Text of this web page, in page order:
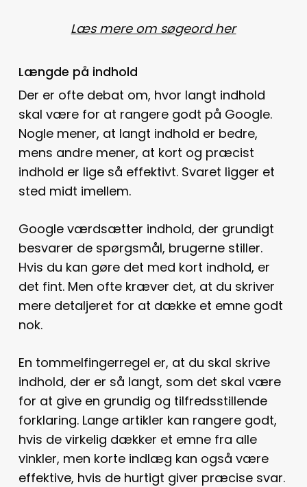
Læs mere om søgeord her
Længde på indhold
Der er ofte debat om, hvor langt indhold
skal være for at rangere godt på Google.
Nogle mener, at langt indhold er bedre,
mens andre mener, at kort og præcist
indhold er lige så effektivt. Svaret ligger et
sted midt imellem.
Google værdsætter indhold, der grundigt
besvarer de spørgsmål, brugerne stiller.
Hvis du kan gøre det med kort indhold, er
det fint. Men ofte kræver det, at du skriver
mere detaljeret for at dække et emne godt
nok.
En tommelfingerregel er, at du skal skrive
indhold, der er så langt, som det skal være
for at give en grundig og tilfredsstillende
forklaring. Lange artikler kan rangere godt,
hvis de virkelig dækker et emne fra alle
vinkler, men korte indlæg kan også være
effektive, hvis de hurtigt giver præcise svar.